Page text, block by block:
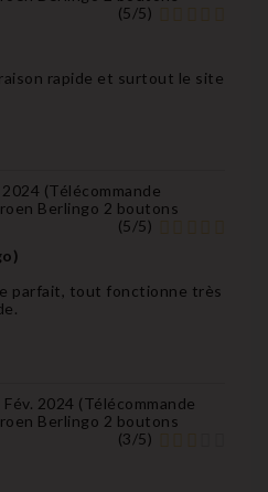
(5/5)
rapide et surtout le site
(Télécommande
Berlingo 2 boutons
(5/5)
parfait, tout fonctionne très
Fév. 2024 (Télécommande
Berlingo 2 boutons
(3/5)